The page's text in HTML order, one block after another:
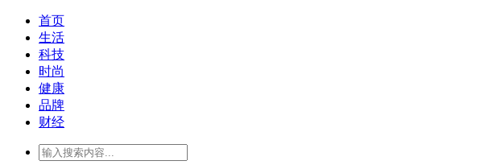
首页
生活
科技
时尚
健康
品牌
财经